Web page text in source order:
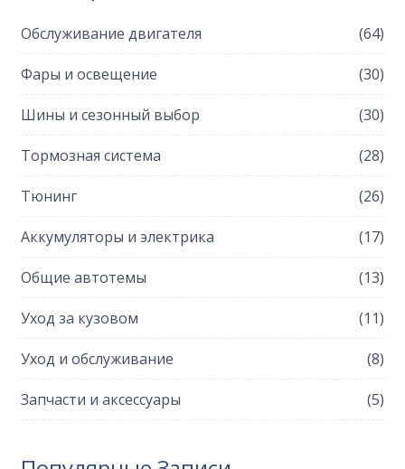
Обслуживание двигателя (64)
Фары и освещение (30)
Шины и сезонный выбор (30)
Тормозная система (28)
Тюнинг (26)
Аккумуляторы и электрика (17)
Общие автотемы (13)
Уход за кузовом (11)
Уход и обслуживание (8)
Запчасти и аксессуары (5)